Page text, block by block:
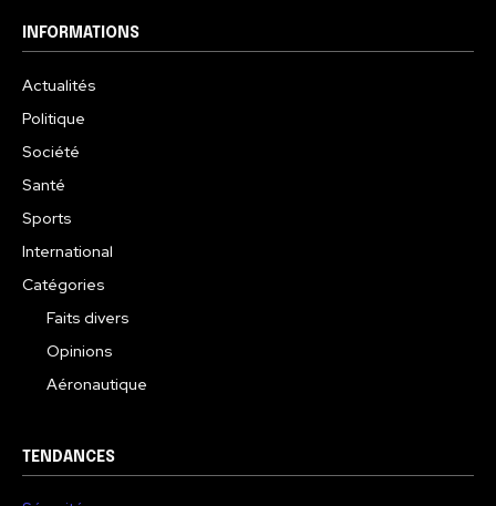
INFORMATIONS
Actualités
Politique
Société
Santé
Sports
International
Catégories
Faits divers
Opinions
Aéronautique
TENDANCES